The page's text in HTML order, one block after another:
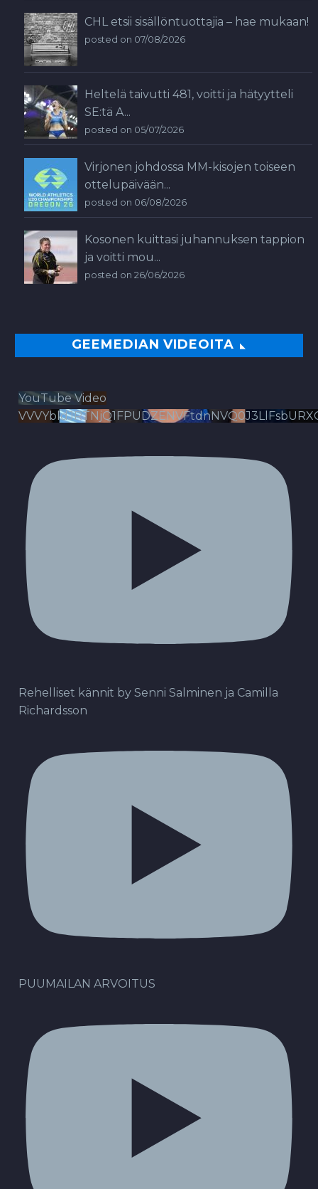
CHL etsii sisällöntuottajia – hae mukaan!
posted on 07/08/2026
Heltelä taivutti 481, voitti ja hätyytteli
SE:tä A...
posted on 05/07/2026
Virjonen johdossa MM-kisojen toiseen
ottelupäivään...
posted on 06/08/2026
Kosonen kuittasi juhannuksen tappion
ja voitti mou...
posted on 26/06/2026
GEEMEDIAN VIDEOITA
YouTube Video
Rehelliset kännit by Senni Salminen ja Camilla
Richardsson
PUUMAILAN ARVOITUS